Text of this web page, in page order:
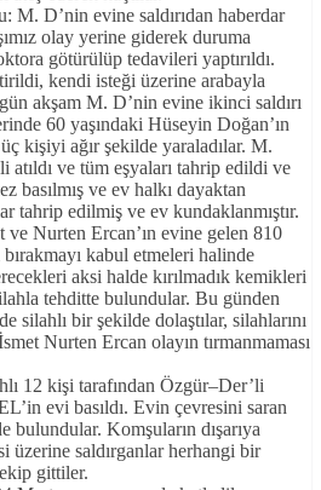
M. D’nin evine saldırıdan haberdar
olay yerine giderek duruma
götürülüp tedavileri yaptırıldı.
kendi isteği üzerine arabayla
akşam M. D’nin evine ikinci saldırı
60 yaşındaki Hüseyin Doğan’ın
kişiyi ağır şekilde yaraladılar. M.
ve tüm eşyaları tahrip edildi ve
basılmış ve ev halkı dayaktan
tahrip edilmiş ve ev kundaklanmıştır.
Nurten Ercan’ın evine gelen 810
kabul etmeleri halinde
aksi halde kırılmadık kemikleri
tehditte bulundular. Bu günden
silahlı bir şekilde dolaştılar, silahlarını
Nurten Ercan olayın tırmanmaması
12 kişi tarafından Özgür–Der’li
evi basıldı. Evin çevresini saran
bulundular. Komşuların dışarıya
üzerine saldırganlar herhangi bir
gittiler.